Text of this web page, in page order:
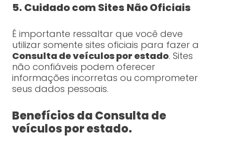
5. Cuidado com Sites Não Oficiais
É importante ressaltar que você deve
utilizar somente sites oficiais para fazer a
Consulta de veículos por estado. Sites
não confiáveis podem oferecer
informações incorretas ou comprometer
seus dados pessoais.
Benefícios da Consulta de
veículos por estado.